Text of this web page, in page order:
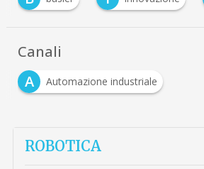
Canali
A
Automazione industriale
ROBOTICA